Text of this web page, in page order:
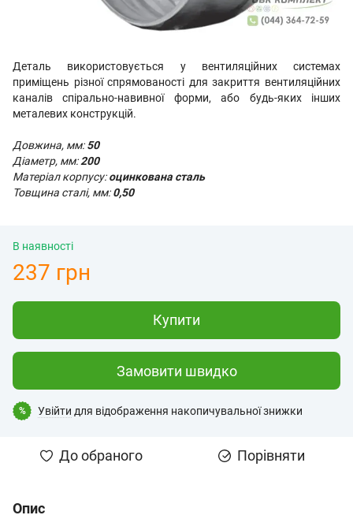
Деталь використовується у вентиляційних системах
приміщень різної спрямованості для закриття вентиляційних
каналів спірально-навивної форми, або будь-яких інших
металевих конструкцій.
Довжина, мм:50
Діаметр, мм:200
Матеріал корпусу:оцинкована сталь
Товщина сталі, мм:0,50
В наявності
237 грн
Купити
Замовити швидко
% Увійти для відображення накопичувальної знижки
До обраного Порівняти
Опис